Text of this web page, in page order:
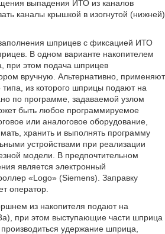
выпадения ИТО из каналов
каналы крышкой в изогнутой (нижней)
шприцев с фиксацией ИТО
В одном варианте накопителем
при этом подача шприцев
вручную. Альтернативно, применяют
типа, из которого шприцы подают на
по программе, задаваемой узлом
быть любое программируемое
или аналоговое оборудование,
хранить и выполнять программу
устройствами при реализации
модели. В предпочтительном
является электронный
«Logo» (Siemens). Заправку
оператор.
из накопителя подают на
при этом выступающие части шприца
удержание шприца,